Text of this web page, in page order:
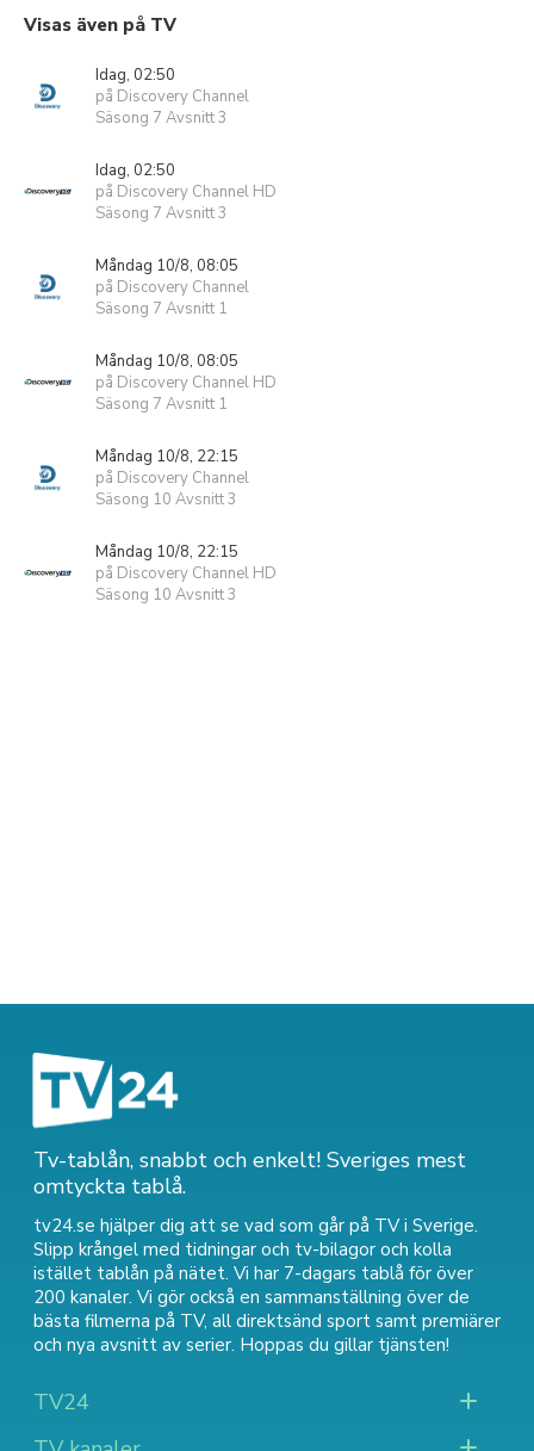
Visas även på TV
Idag, 02:50
på Discovery Channel
Säsong 7 Avsnitt 3
Idag, 02:50
på Discovery Channel HD
Säsong 7 Avsnitt 3
Måndag 10/8, 08:05
på Discovery Channel
Säsong 7 Avsnitt 1
Måndag 10/8, 08:05
på Discovery Channel HD
Säsong 7 Avsnitt 1
Måndag 10/8, 22:15
på Discovery Channel
Säsong 10 Avsnitt 3
Måndag 10/8, 22:15
på Discovery Channel HD
Säsong 10 Avsnitt 3
Tv-tablån, snabbt och enkelt! Sveriges mest
omtyckta tablå.
tv24.se hjälper dig att se vad som går på TV i Sverige.
Slipp krångel med tidningar och tv-bilagor och kolla
istället tablån på nätet. Vi har 7-dagars tablå för över
200 kanaler. Vi gör också en sammanställning över de
bästa filmerna på TV, all direktsänd sport samt premiärer
och nya avsnitt av serier. Hoppas du gillar tjänsten!
TV24